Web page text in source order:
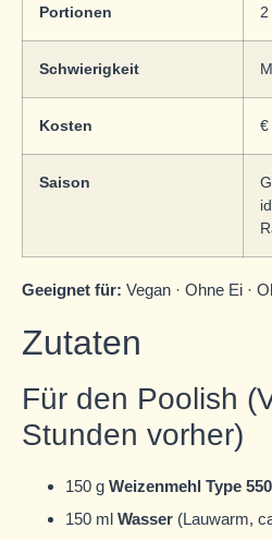
Portionen
Schwierigkeit
Kosten €
Saison
Geeignet für: Vegan · Ohne Ei ·
Zutaten
Für den Poolish
Stunden vorher)
150 g Weizenmehl Type 550
150 ml Wasser (Lauwarm,